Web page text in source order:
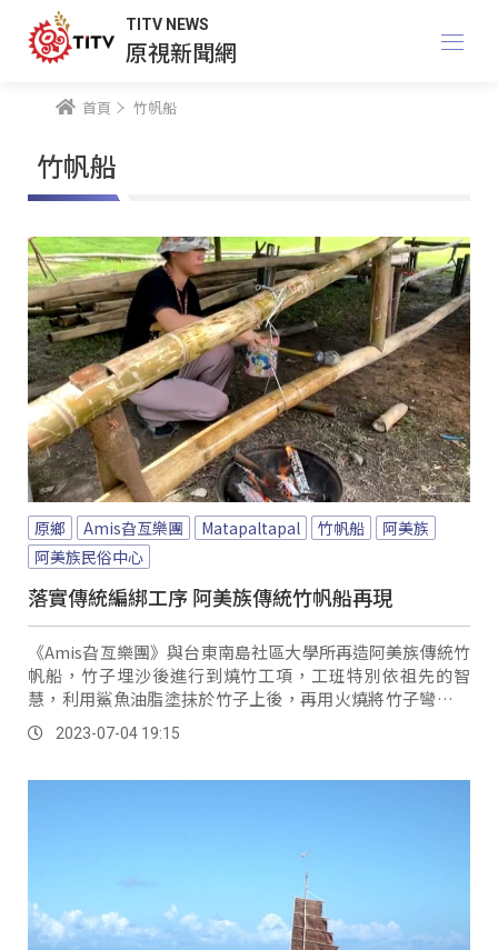
TITV NEWS
原視新聞網
首頁 竹帆船
竹帆船
原鄉 Amis旮亙樂團 Matapaltapal 竹帆船
阿美族
阿美族民俗中心
落實傳統編綁工序 阿美族傳統竹帆船再現
《Amis旮亙樂團》與台東南島社區大學所再造阿美族傳統竹
帆船，竹子埋沙後進行到燒竹工項，工班特別依祖先的智
慧，利用鯊魚油脂塗抺於竹子上後，再用火燒將竹子彎曲或
弄直。2023-07-04 19:15